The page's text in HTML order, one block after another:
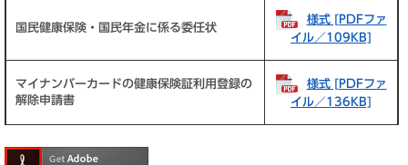
国民健康保険・国民年金に係る委任状
様式 [PDFファ
イル／109KB]
マイナンバーカードの健康保険証利用登録の
解除申請書
様式 [PDFファ
イル／136KB]